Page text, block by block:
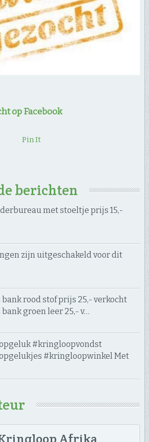
op Facebook
Pin It
berichten
met stoeltje prijs 15,-
zijn uitgeschakeld voor dit
bank rood stof prijs 25,- verkocht
bank groen leer 25,- v…
#kringloopvondst
#kringloopwinkel Met
Afrika